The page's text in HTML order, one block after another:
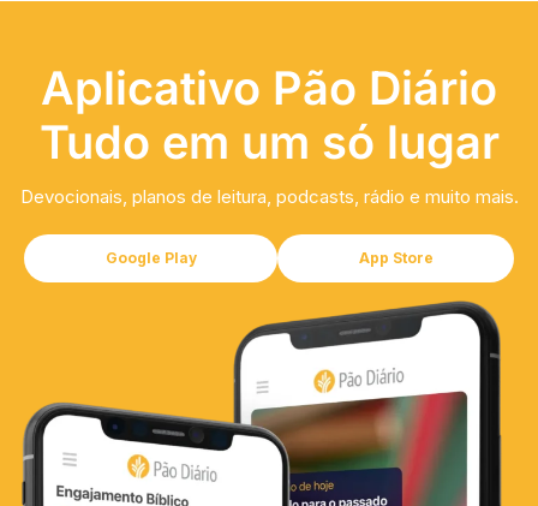
Aplicativo Pão Diário
Tudo em um só lugar
Devocionais, planos de leitura, podcasts, rádio e muito mais.
Google Play App Store